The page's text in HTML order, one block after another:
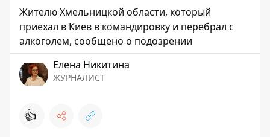
Жителю Хмельницкой области, который
приехал в Киев в командировку и перебрал с
алкоголем, сообщено о подозрении
Елена Никитина
ЖУРНАЛИСТ
👍